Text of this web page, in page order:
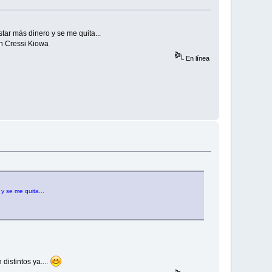
más dinero y se me quita...
Cressi Kiowa
En línea
se me quita...
ya....